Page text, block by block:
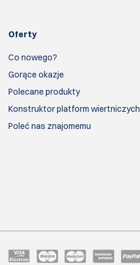
Oferty
Co nowego?
Gorące okazje
Polecane produkty
Konstruktor platform wiertniczych
Poleć nas znajomemu